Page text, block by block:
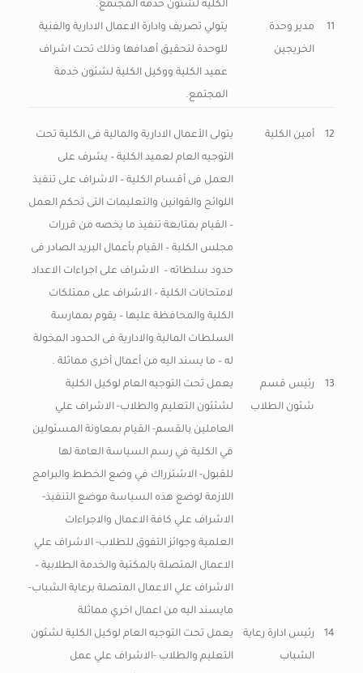
الكلية لشئون خدمة المجتمع.
11
مدير وحدة
الخريجين
يتولي تصريف وادارة الاعمال الادارية والفنية
للوحدة لتحقيق أهدافها وذلك تحت اشراف
عميد الكلية ووكيل الكلية لشئون خدمة
المجتمع.
12 أمين الكلية
يتولى الأعمال الادارية والمالية فى الكلية تحت
التوجيه العام لعميد الكلية – يشرف على
العمل فى أقسام الكلية – الاشراف على تنفيذ
اللوائح والقوانين والتعليمات التى تحكم العمل
– القيام بمتابعة تنفيذ ما يخصه من قررات
مجلس الكلية – القيام بأعمال البريد الصادر فى
حدود سلطاته – الاشراف على اجراءات الاعداد
لامتحانات الكلية – الاشراف على ممتلكات
الكلية والمحافظة عليها – يقوم بممارسة
السلطات المالية والادارية فى الحدود المخولة
له – ما يسند اليه من أعمال أخرى مماثلة .
13
رئيس قسم
شئون الطلاب
يعمل تحت التوجيه العام لوكيل الكلية
لشئئون التعليم والطلاب- الاشراف علي
العاملين بالقسم- القيام بمعاونة المسئولين
في الكلية في رسم السياسة العامة لها
للقبول- الاشترراك في وضع الخطط والبرامج
اللازمة لوضع هذه السياسة موضع التنفيذ-
الاشراف علي كافة الاعمال والاجراءات
العلمية وجوائز التفوق للطلاب- الاشراف علي
الاعمال المتصلة بالمكتبة والخدمة الطلابية –
الاشراف علي الاعمال المتصلة برعاية الشباب-
مايسند اليه من اعمال اخري مماثلة
14
رئيس ادارة رعاية
الشباب
يعمل تحت التوجيه العام لوكيل الكلية لشئون
التعليم والطلاب -الاشراف علي عمل